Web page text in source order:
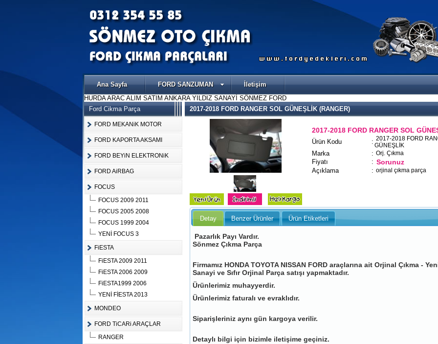
Ana Sayfa FORD SANZUMAN
İletişim
HURDA ARAC ALIM SATIM ANKARA YILDIZ SANAYİ SÖNMEZ FORD
Ford Cikma Parça
FORD MEKANiK MOTOR
FORD KAPORTA AKSAMI
FORD BEYiN ELEKTRONiK
FORD AiRBAG
FOCUS
FOCUS 2009 2011
FOCUS 2005 2008
FOCUS 1999 2004
YENİ FOCUS 3
FiESTA
FiESTA 2009 2011
FiESTA 2006 2009
FiESTA1999 2006
YENİ FİESTA 2013
MONDEO
FORD TiCARi ARAÇLAR
RANGER
Ürün Kodu :
FORD CONNECT ÇIKMA
ÇELİK JANT CANT
2017-2018 FORD RANGER SOL GÜNEŞLİK (RANGER)
2017-2018 FORD RANGER SOL
Ürün Kodu : 2017-2018 FORD
GÜNEŞLİK
Marka : Orj. Çıkma
Fiyatı : Sorunuz
Açıklama : orjinal çıkma parça
Detay Benzer Ürünler Ürün Etiketleri
Pazarlık Payı Vardır.
Sönmez Çıkma Parça
Firmamız HONDA TOYOTA NISSAN FORD araçlarına ait Orjinal Çıkma -
Sanayi ve Sıfır Orjinal Parça satışı yapmaktadır.
Ürünlerimiz muhayyerdir.
Ürünlerimiz faturalı ve evraklıdır.
Siparişleriniz aynı gün kargoya verilir.
Detaylı bilgi için bizimle iletişime geçiniz.